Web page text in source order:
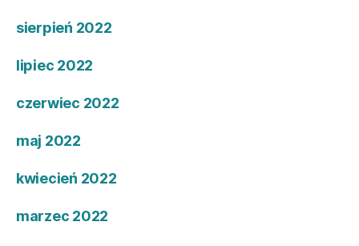
sierpień 2022
lipiec 2022
czerwiec 2022
maj 2022
kwiecień 2022
marzec 2022